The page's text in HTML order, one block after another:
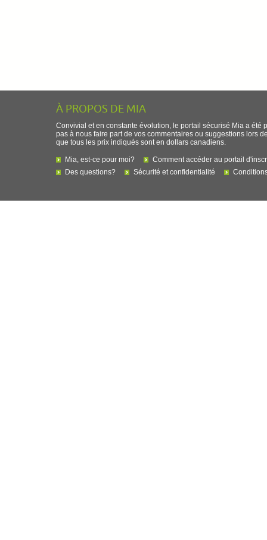
À PROPOS DE MIA
Convivial et en constante évolution, le portail sécurisé Mia a été
pas à nous faire part de vos commentaires ou suggestions lors
que tous les prix indiqués sont en dollars canadiens.
Mia, est-ce pour moi?
Comment accéder au portail
Des questions?
Sécurité et confidentialité